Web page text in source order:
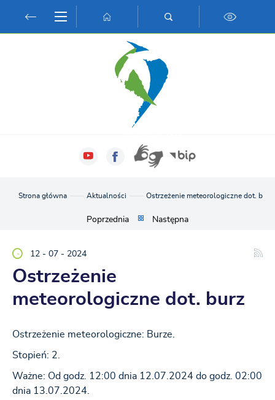
Przejdź do wyszukiwarki.
Przejdź do ustawień wielkości czcionki.
Włącz wersję kontrastową strony.
Strona główna Aktualności Ostrzeżenie meteorologiczne dot. burz
Poprzednia Następna
12 - 07 - 2024
Ostrzeżenie
meteorologiczne dot. burz
Ostrzeżenie meteorologiczne: Burze.
Stopień: 2.
Ważne: Od godz. 12:00 dnia 12.07.2024 do godz. 02:00
dnia 13.07.2024.